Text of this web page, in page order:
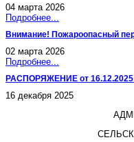
04 марта 2026
Подробнее...
Внимание! Пожароопасный
02 марта 2026
Подробнее...
РАСПОРЯЖЕНИЕ от
16 декабря 2025